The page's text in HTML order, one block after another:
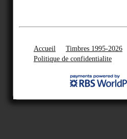
Accueil Timbres 1995-2026
Politique de confidentialite